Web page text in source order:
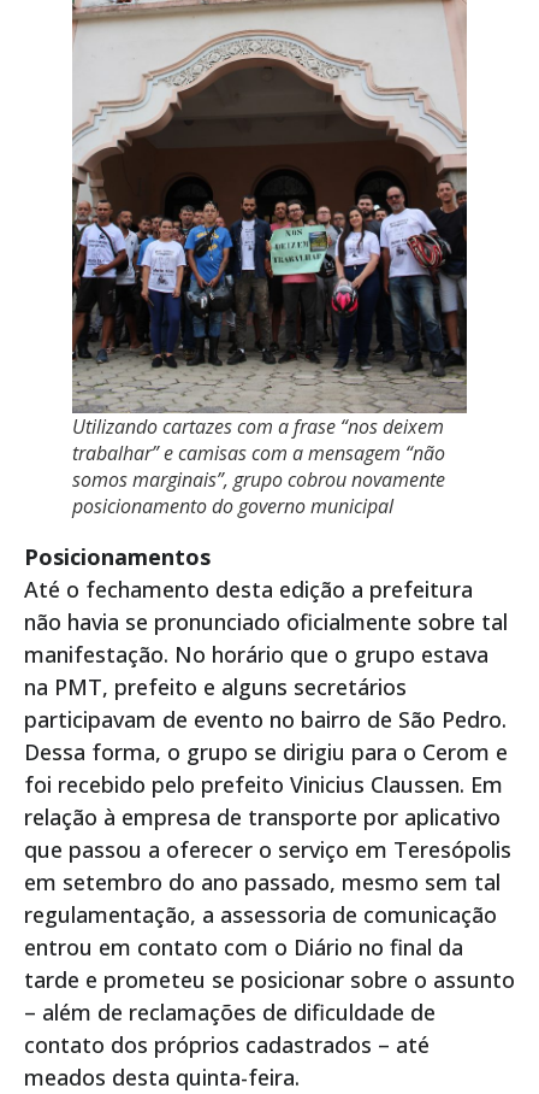
Utilizando cartazes com a frase “nos deixem
trabalhar” e camisas com a mensagem “não
somos marginais”, grupo cobrou novamente
posicionamento do governo municipal
Posicionamentos
Até o fechamento desta edição a prefeitura
não havia se pronunciado oficialmente sobre tal
manifestação. No horário que o grupo estava
na PMT, prefeito e alguns secretários
participavam de evento no bairro de São Pedro.
Dessa forma, o grupo se dirigiu para o Cerom e
foi recebido pelo prefeito Vinicius Claussen. Em
relação à empresa de transporte por aplicativo
que passou a oferecer o serviço em Teresópolis
em setembro do ano passado, mesmo sem tal
regulamentação, a assessoria de comunicação
entrou em contato com o Diário no final da
tarde e prometeu se posicionar sobre o assunto
– além de reclamações de dificuldade de
contato dos próprios cadastrados – até
meados desta quinta-feira.